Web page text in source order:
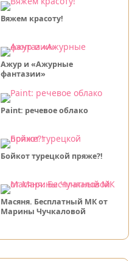
Вяжем красоту!
Ажур и «Ажурные
фантазии»
Paint: речевое облако
Бойкот турецкой пряже?!
Масяня. Бесплатный МК от
Марины Чучкаловой